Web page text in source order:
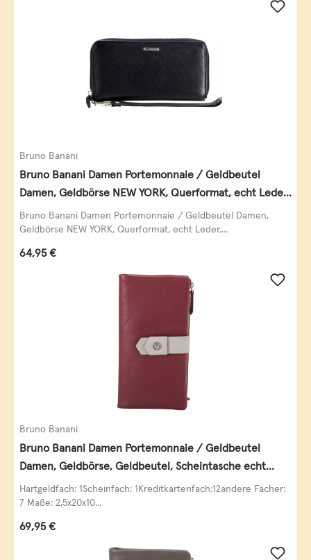
Bruno Banani
Bruno Banani Damen Portemonnaie / Geldbeutel
Damen, Geldbörse NEW YORK, Querformat, echt Leder,
schwarz
Bruno Banani Damen Portemonnaie / Geldbeutel Damen,
Geldbörse NEW YORK, Querformat, echt Leder,...
Regulärer Preis:
64,95 €
Bruno Banani
Bruno Banani Damen Portemonnaie / Geldbeutel
Damen, Geldbörse, Geldbeutel, Scheintasche echt
Leder
Hartgeldfach: 1Scheinfach: 1Kreditkartenfach:12andere Fächer:
7 Maße: 2,5x20x10...
Regulärer Preis:
69,95 €